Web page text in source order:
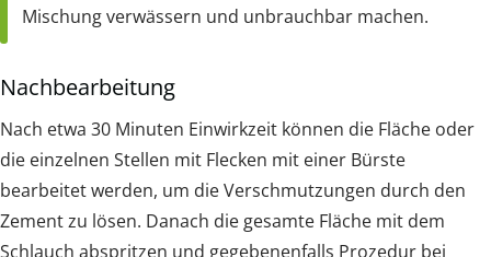
Mischung verwässern und unbrauchbar machen.
Nachbearbeitung
Nach etwa 30 Minuten Einwirkzeit können die Fläche oder
die einzelnen Stellen mit Flecken mit einer Bürste
bearbeitet werden, um die Verschmutzungen durch den
Zement zu lösen. Danach die gesamte Fläche mit dem
Schlauch abspritzen und gegebenenfalls Prozedur bei